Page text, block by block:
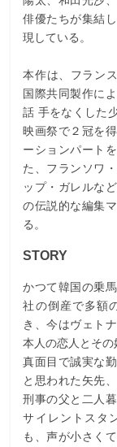
俳優たちが集結
現している。
本作は、フラン
国際共同製作に
話 手をなくした
映画祭で２冠を
ーションパート
た、フランソワ
ップ・ガレルな
の伝説的な編集
る。
STORY
かつて韓国の乗
社の倒産で多額
き、今はヴェト
本人の恋人とその
真面目で誠実な
と思われた矢先
刑事の父と二人
サイレントスタ
も、声が小さく